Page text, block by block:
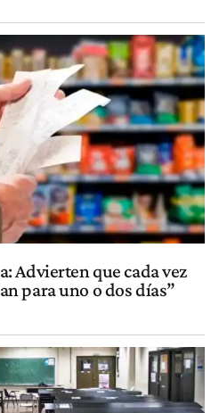
Advierten que cada vez
para uno o dos días”